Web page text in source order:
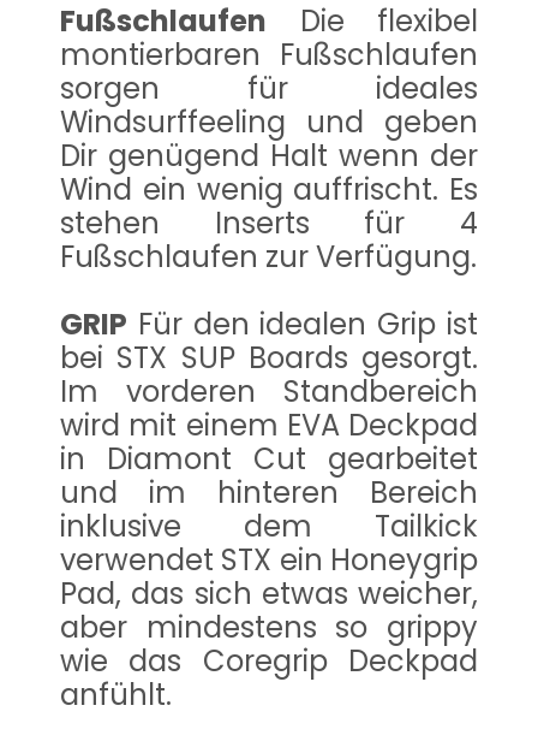
Fußschlaufen Die flexibel
montierbaren Fußschlaufen
sorgen für ideales
Windsurffeeling und geben
Dir genügend Halt wenn der
Wind ein wenig auffrischt. Es
stehen Inserts für 4
Fußschlaufen zur Verfügung.
GRIP Für den idealen Grip ist
bei STX SUP Boards gesorgt.
Im vorderen Standbereich
wird mit einem EVA Deckpad
in Diamont Cut gearbeitet
und im hinteren Bereich
inklusive dem Tailkick
verwendet STX ein Honeygrip
Pad, das sich etwas weicher,
aber mindestens so grippy
wie das Coregrip Deckpad
anfühlt.